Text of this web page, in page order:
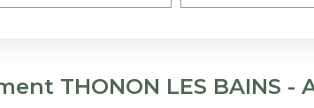
THONON LES BAINS -